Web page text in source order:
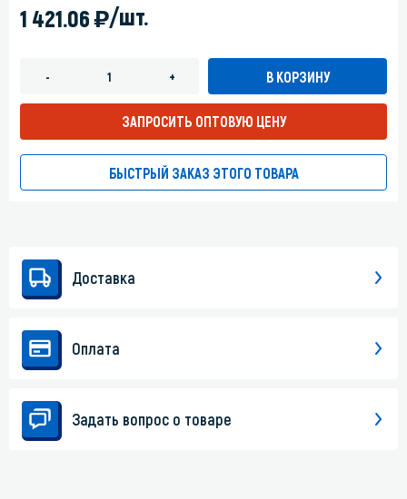
1 421.06)/шт.
- + В КОРЗИНУ
ЗАПРОСИТЬ ОПТОВУЮ ЦЕНУ
БЫСТРЫЙ ЗАКАЗ ЭТОГО ТОВАРА
Доставка
Оплата
Задать вопрос о товаре